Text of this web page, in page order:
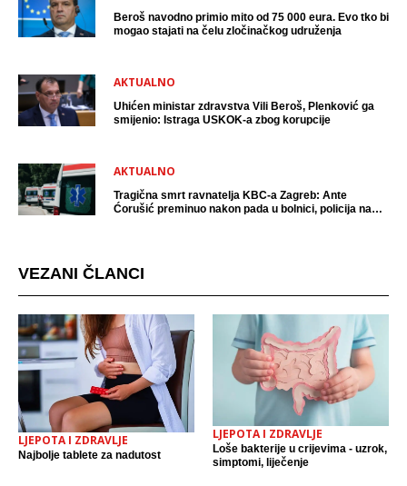
Beroš navodno primio mito od 75 000 eura. Evo tko bi
mogao stajati na čelu zločinačkog udruženja
AKTUALNO
Uhićen ministar zdravstva Vili Beroš, Plenković ga
smijenio: Istraga USKOK-a zbog korupcije
AKTUALNO
Tragična smrt ravnatelja KBC-a Zagreb: Ante
Ćorušić preminuo nakon pada u bolnici, policija na
VEZANI ČLANCI
LJEPOTA I ZDRAVLJE
Najbolje tablete za nadutost
LJEPOTA I ZDRAVLJE
Loše bakterije u crijevima - uzrok,
simptomi, liječenje